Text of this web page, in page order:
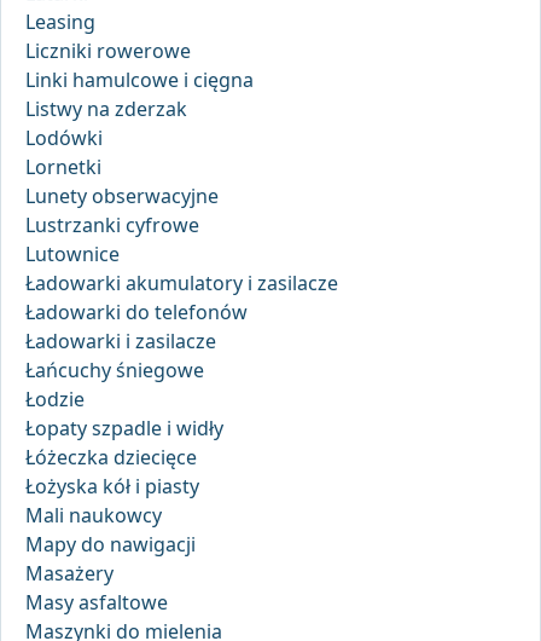
Leasing
Liczniki rowerowe
Linki hamulcowe i cięgna
Listwy na zderzak
Lodówki
Lornetki
Lunety obserwacyjne
Lustrzanki cyfrowe
Lutownice
Ładowarki akumulatory i zasilacze
Ładowarki do telefonów
Ładowarki i zasilacze
Łańcuchy śniegowe
Łodzie
Łopaty szpadle i widły
Łóżeczka dziecięce
Łożyska kół i piasty
Mali naukowcy
Mapy do nawigacji
Masażery
Masy asfaltowe
Maszynki do mielenia